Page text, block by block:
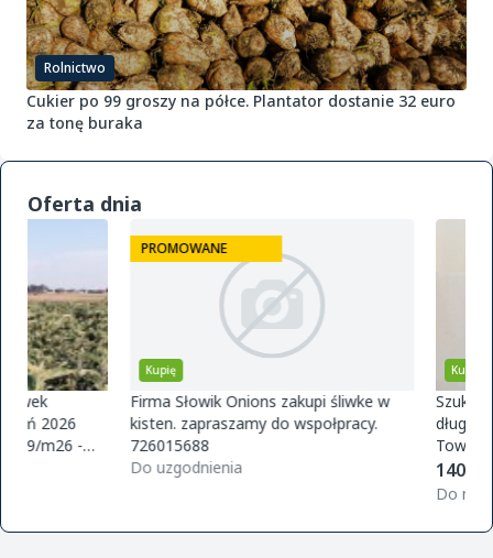
Rolnictwo
Cukier po 99 groszy na półce. Plantator dostanie 32 euro
za tonę buraka
Oferta dnia
Kupię
Firma Słowik Onions zakupi śliwke w
kisten. zapraszamy do wspołpracy.
726015688
Do uzgodnienia
Szukam dostawców
długofalowej
Towar czysty bez
magazynu w Polsce.
1400,00 zł / t